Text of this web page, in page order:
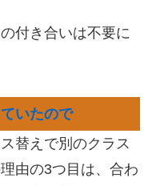
付き合いは不要に
いたので
替えで別のクラス
由の3つ目は、合わ